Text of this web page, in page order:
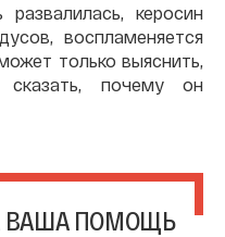
развалилась, керосин
воспламеняется
только выяснить,
почему он
ВАША ПОМОЩЬ